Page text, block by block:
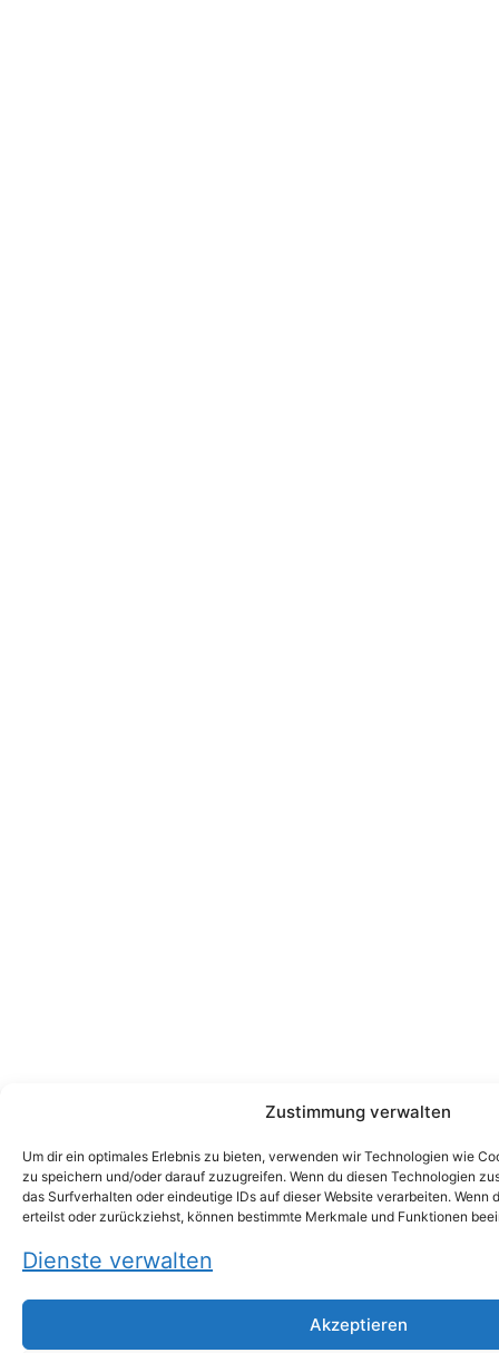
Zustimmung verwalten
Um dir ein optimales Erlebnis zu bieten, verwenden wir Technologien wie
zu speichern und/oder darauf zuzugreifen. Wenn du diesen Technologien
das Surfverhalten oder eindeutige IDs auf dieser Website verarbeiten. Wenn
erteilst oder zurückziehst, können bestimmte Merkmale und Funktionen
Dienste verwalten
Akzeptieren